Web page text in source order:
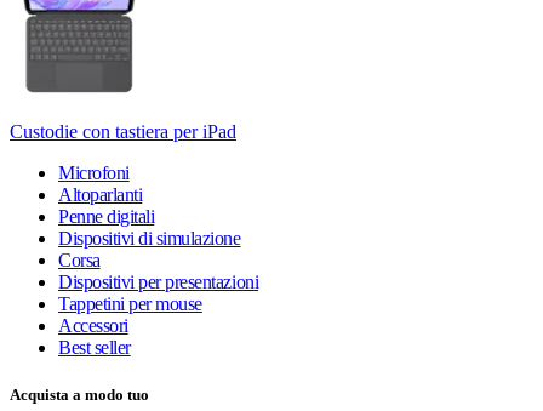
Custodie con tastiera per iPad
Microfoni
Altoparlanti
Penne digitali
Dispositivi di simulazione
Corsa
Dispositivi per presentazioni
Tappetini per mouse
Accessori
Best seller
Acquista a modo tuo